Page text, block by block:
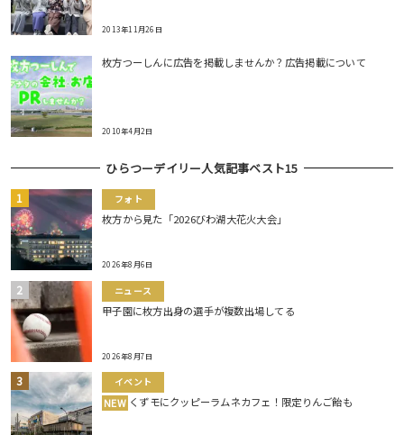
2013年11月26日
枚方つーしんに広告を掲載しませんか？広告掲載について
2010年4月2日
ひらつーデイリー人気記事ベスト15
フォト
枚方から見た「2026びわ湖大花火大会」
2026年8月6日
ニュース
甲子園に枚方出身の選手が複数出場してる
2026年8月7日
イベント
NEW くずモにクッピーラムネカフェ！限定りんご飴も